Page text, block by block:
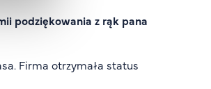
podziękowania z rąk pana
Firma otrzymała status